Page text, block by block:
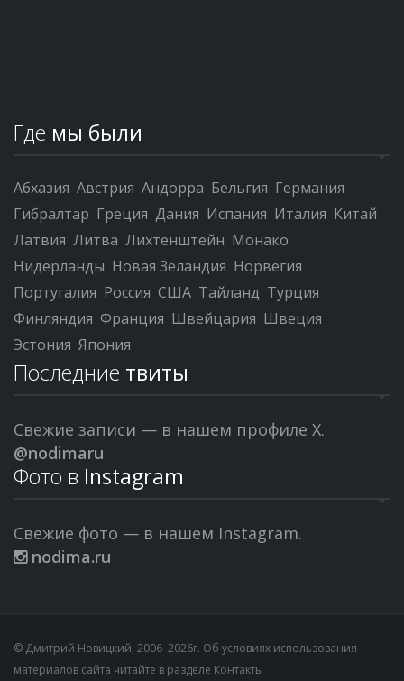
Где мы были
Абхазия Австрия Андорра Бельгия Германия
Гибралтар Греция Дания Испания Италия Китай
Латвия Литва Лихтенштейн Монако
Нидерланды Новая Зеландия Норвегия
Португалия Россия США Тайланд Турция
Финляндия Франция Швейцария Швеция
Эстония Япония
Последние твиты
Свежие записи — в нашем профиле X.
@nodimaru
Фото в Instagram
Свежие фото — в нашем Instagram.
nodima.ru
© Дмитрий Новицкий, 2006–2026г. Об условиях использования
материалов сайта читайте в разделе Контакты